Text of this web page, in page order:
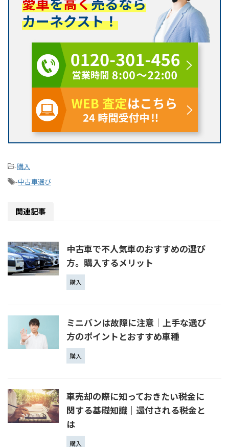
カーネクスト！
-購入
-中古車選び
関連記事
中古車で不人気車のおすすめの選び
方。購入するメリット
購入
ミニバンは故障に注意｜上手な選び
方のポイントとおすすめ車種
購入
車売却の際に知っておきたい税金に
関する基礎知識｜還付される税金と
は
購入